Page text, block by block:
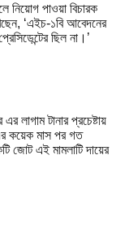
নিয়োগ পাওয়া বিচারক
‘এইচ-১বি আবেদনের
ছিল না।’
লাগাম টানার প্রচেষ্টায়
কয়েক মাস পর গত
জোট এই মামলাটি দায়ের